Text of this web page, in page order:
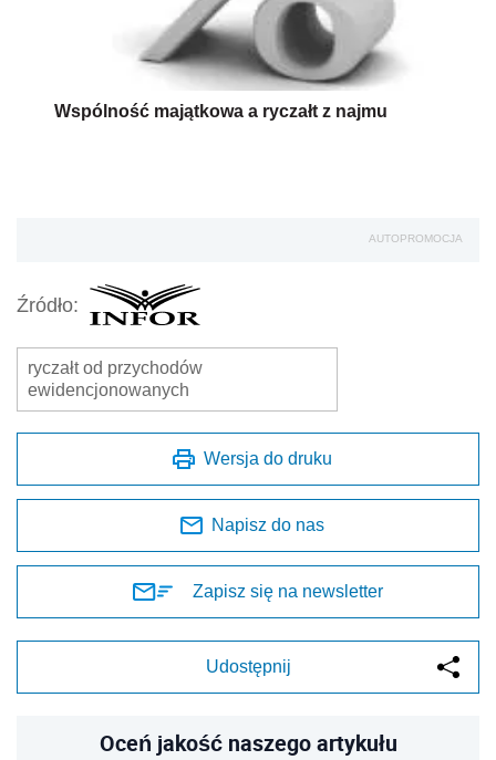
Wspólność majątkowa a ryczałt z najmu
AUTOPROMOCJA
Źródło:
ryczałt od przychodów
ewidencjonowanych
Wersja do druku
Napisz do nas
Zapisz się na newsletter
Udostępnij
Oceń jakość naszego artykułu